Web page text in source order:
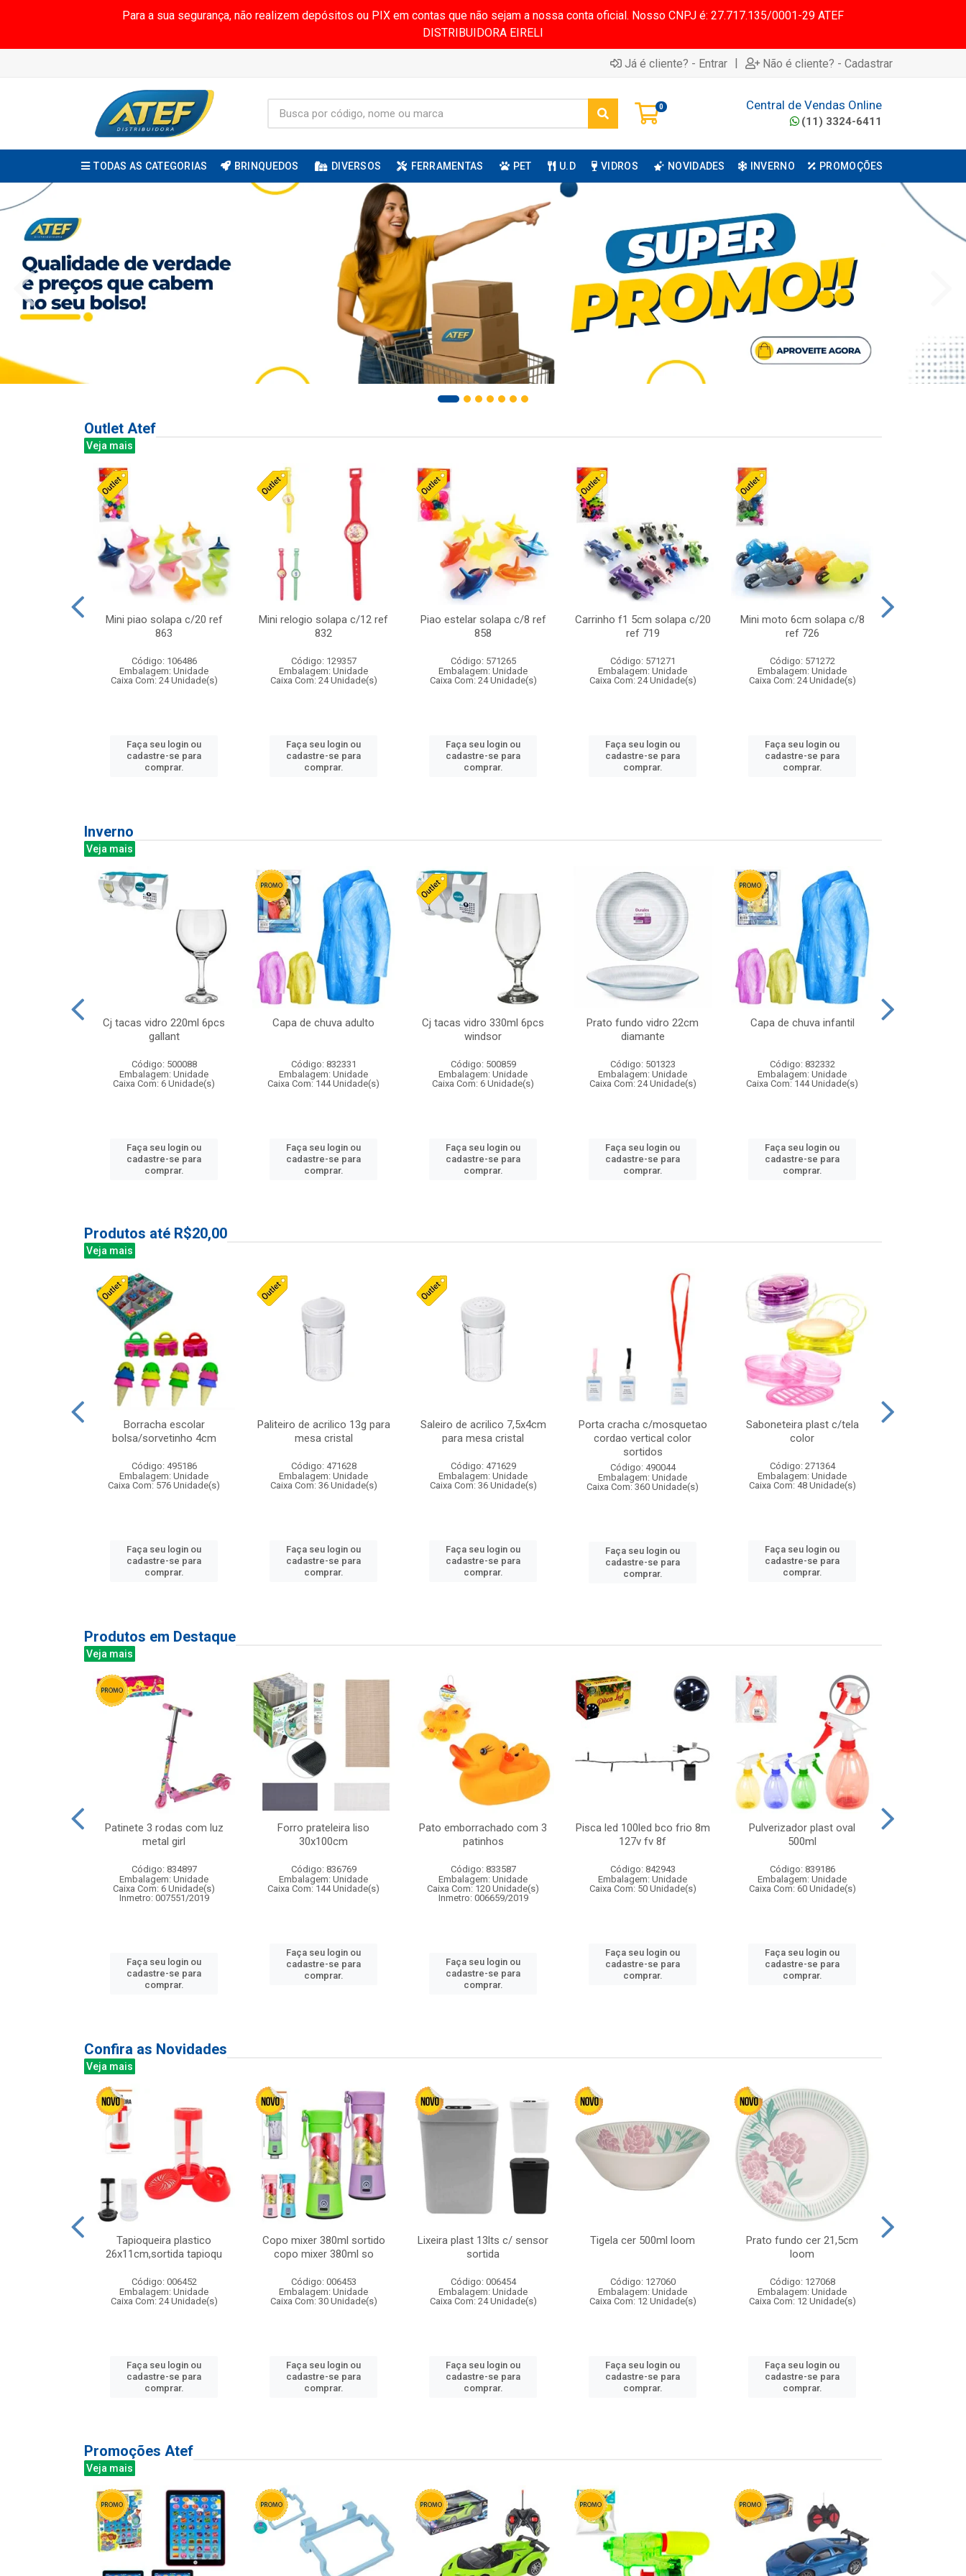
Para a sua segurança, não realizem depósitos ou PIX em contas que não sejam a nossa conta oficial. Nosso CNPJ é: 27.717.135/0001-29 ATEF
DISTRIBUIDORA EIRELI
Já é cliente? - Entrar | Não é cliente? - Cadastrar
0 Central de Vendas Online
(11) 3324-6411
TODAS AS CATEGORIAS BRINQUEDOS DIVERSOS FERRAMENTAS PET U.D VIDROS NOVIDADES INVERNO PROMOÇÕES
Outlet Atef
Veja mais
Mini piao solapa c/20 ref
863
Código: 106486
Embalagem: Unidade
Caixa Com: 24 Unidade(s)
Faça seu login ou
cadastre-se para
comprar.
Mini relogio solapa c/12 ref
832
Código: 129357
Embalagem: Unidade
Caixa Com: 24 Unidade(s)
Faça seu login ou
cadastre-se para
comprar.
Piao estelar solapa c/8 ref
858
Código: 571265
Embalagem: Unidade
Caixa Com: 24 Unidade(s)
Faça seu login ou
cadastre-se para
comprar.
Carrinho f1 5cm solapa c/20
ref 719
Código: 571271
Embalagem: Unidade
Caixa Com: 24 Unidade(s)
Faça seu login ou
cadastre-se para
comprar.
Mini moto 6cm solapa c/8
ref 726
Código: 571272
Embalagem: Unidade
Caixa Com: 24 Unidade(s)
Faça seu login ou
cadastre-se para
comprar.
Inverno
Veja mais
Cj tacas vidro 220ml 6pcs
gallant
Código: 500088
Embalagem: Unidade
Caixa Com: 6 Unidade(s)
Faça seu login ou
cadastre-se para
comprar.
Capa de chuva adulto
Código: 832331
Embalagem: Unidade
Caixa Com: 144 Unidade(s)
Faça seu login ou
cadastre-se para
comprar.
Cj tacas vidro 330ml 6pcs
windsor
Código: 500859
Embalagem: Unidade
Caixa Com: 6 Unidade(s)
Faça seu login ou
cadastre-se para
comprar.
Prato fundo vidro 22cm
diamante
Código: 501323
Embalagem: Unidade
Caixa Com: 24 Unidade(s)
Faça seu login ou
cadastre-se para
comprar.
Capa de chuva infantil
Código: 832332
Embalagem: Unidade
Caixa Com: 144 Unidade(s)
Faça seu login ou
cadastre-se para
comprar.
Produtos até R$20,00
Veja mais
Borracha escolar
bolsa/sorvetinho 4cm
Código: 495186
Embalagem: Unidade
Caixa Com: 576 Unidade(s)
Faça seu login ou
cadastre-se para
comprar.
Paliteiro de acrilico 13g para
mesa cristal
Código: 471628
Embalagem: Unidade
Caixa Com: 36 Unidade(s)
Faça seu login ou
cadastre-se para
comprar.
Saleiro de acrilico 7,5x4cm
para mesa cristal
Código: 471629
Embalagem: Unidade
Caixa Com: 36 Unidade(s)
Faça seu login ou
cadastre-se para
comprar.
Porta cracha c/mosquetao
cordao vertical color
sortidos
Código: 490044
Embalagem: Unidade
Caixa Com: 360 Unidade(s)
Faça seu login ou
cadastre-se para
comprar.
Saboneteira plast c/tela
color
Código: 271364
Embalagem: Unidade
Caixa Com: 48 Unidade(s)
Faça seu login ou
cadastre-se para
comprar.
Produtos em Destaque
Veja mais
Patinete 3 rodas com luz
metal girl
Código: 834897
Embalagem: Unidade
Caixa Com: 6 Unidade(s)
Inmetro: 007551/2019
Faça seu login ou
cadastre-se para
comprar.
Forro prateleira liso
30x100cm
Código: 836769
Embalagem: Unidade
Caixa Com: 144 Unidade(s)
Faça seu login ou
cadastre-se para
comprar.
Pato emborrachado com 3
patinhos
Código: 833587
Embalagem: Unidade
Caixa Com: 120 Unidade(s)
Inmetro: 006659/2019
Faça seu login ou
cadastre-se para
comprar.
Pisca led 100led bco frio 8m
127v fv 8f
Código: 842943
Embalagem: Unidade
Caixa Com: 50 Unidade(s)
Faça seu login ou
cadastre-se para
comprar.
Pulverizador plast oval
500ml
Código: 839186
Embalagem: Unidade
Caixa Com: 60 Unidade(s)
Faça seu login ou
cadastre-se para
comprar.
Confira as Novidades
Veja mais
Tapioqueira plastico
26x11cm,sortida tapioqu
Código: 006452
Embalagem: Unidade
Caixa Com: 24 Unidade(s)
Faça seu login ou
cadastre-se para
comprar.
Copo mixer 380ml sortido
copo mixer 380ml so
Código: 006453
Embalagem: Unidade
Caixa Com: 30 Unidade(s)
Faça seu login ou
cadastre-se para
comprar.
Lixeira plast 13lts c/ sensor
sortida
Código: 006454
Embalagem: Unidade
Caixa Com: 24 Unidade(s)
Faça seu login ou
cadastre-se para
comprar.
Tigela cer 500ml loom
Código: 127060
Embalagem: Unidade
Caixa Com: 12 Unidade(s)
Faça seu login ou
cadastre-se para
comprar.
Prato fundo cer 21,5cm
loom
Código: 127068
Embalagem: Unidade
Caixa Com: 12 Unidade(s)
Faça seu login ou
cadastre-se para
comprar.
Promoções Atef
Veja mais